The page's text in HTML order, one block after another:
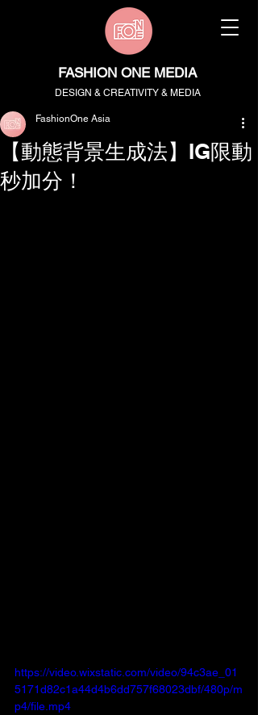
FASHION ONE MEDIA
DESIGN & CREATIVITY & MEDIA
【動態背景生成法】IG限動
秒加分！
FashionOne Asia
https://video.wixstatic.com/video/94c3ae_01
5171d82c1a44d4b6dd757f68023dbf/480p/m
p4/file.mp4